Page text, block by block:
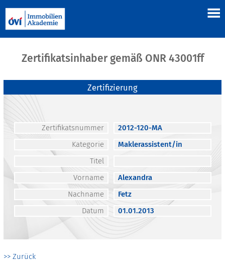
Zertifikatsinhaber gemäß ONR 43001ff
Zertifizierung
Zertifikatsnummer
2012-120-MA
Kategorie
Maklerassistent/in
Titel
Vorname
Alexandra
Nachname
Fetz
Datum
01.01.2013
>> Zurück